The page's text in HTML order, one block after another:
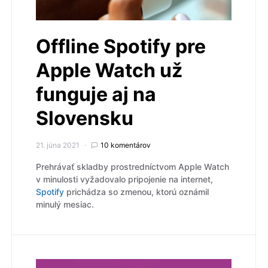
Offline Spotify pre
Apple Watch už
funguje aj na
Slovensku
21. júna 2021 10 komentárov
Prehrávať skladby prostredníctvom Apple Watch
v minulosti vyžadovalo pripojenie na internet,
Spotify prichádza so zmenou, ktorú oznámil
minulý mesiac.